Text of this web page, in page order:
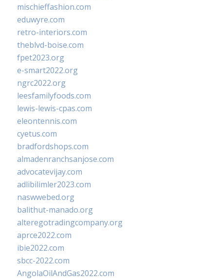
mischieffashion.com
eduwyre.com
retro-interiors.com
theblvd-boise.com
fpet2023.org
e-smart2022.org
ngrc2022.org
leesfamilyfoods.com
lewis-lewis-cpas.com
eleontennis.com
cyetus.com
bradfordshops.com
almadenranchsanjose.com
advocatevijay.com
adlibilimler2023.com
naswwebed.org
balithut-manado.org
alteregotradingcompany.org
aprce2022.com
ibie2022.com
sbcc-2022.com
AngolaOilAndGas2022.com